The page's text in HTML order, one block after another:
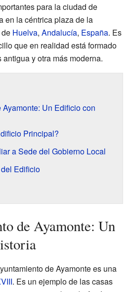
para la ciudad de
en la céntrica plaza de la
Huelva, Andalucía, España. Es
que en realidad está formado
y otra más moderna.
Un Edificio con
Principal?
a Sede del Gobierno Local
Edificio
de Ayamonte: Un
de Ayamonte es una
. Es un ejemplo de las casas